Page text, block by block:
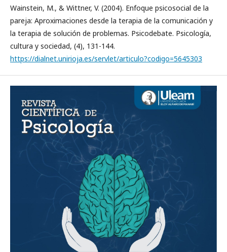
Wainstein, M., & Wittner, V. (2004). Enfoque psicosocial de la
pareja: Aproximaciones desde la terapia de la comunicación y
la terapia de solución de problemas. Psicodebate. Psicología,
cultura y sociedad, (4), 131-144.
https://dialnet.unirioja.es/servlet/articulo?codigo=5645303